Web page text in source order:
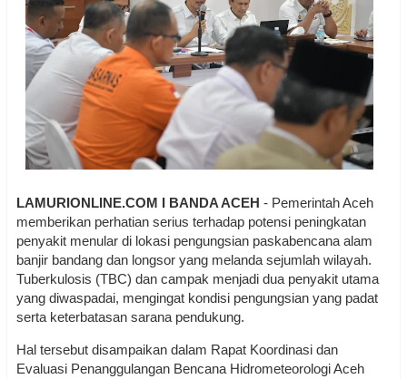
LAMURIONLINE.COM I BANDA ACEH - Pemerintah Aceh
memberikan perhatian serius terhadap potensi peningkatan
penyakit menular di lokasi pengungsian paskabencana alam
banjir bandang dan longsor yang melanda sejumlah wilayah.
Tuberkulosis (TBC) dan campak menjadi dua penyakit utama
yang diwaspadai, mengingat kondisi pengungsian yang padat
serta keterbatasan sarana pendukung.
Hal tersebut disampaikan dalam Rapat Koordinasi dan
Evaluasi Penanggulangan Bencana Hidrometeorologi Aceh